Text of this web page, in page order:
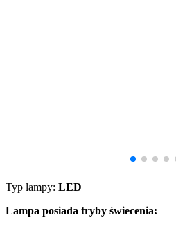
Typ lampy: LED
Lampa posiada tryby świecenia: